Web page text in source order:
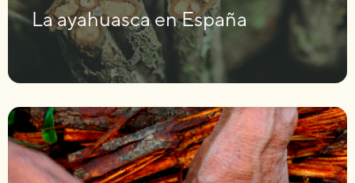
La ayahuasca en España